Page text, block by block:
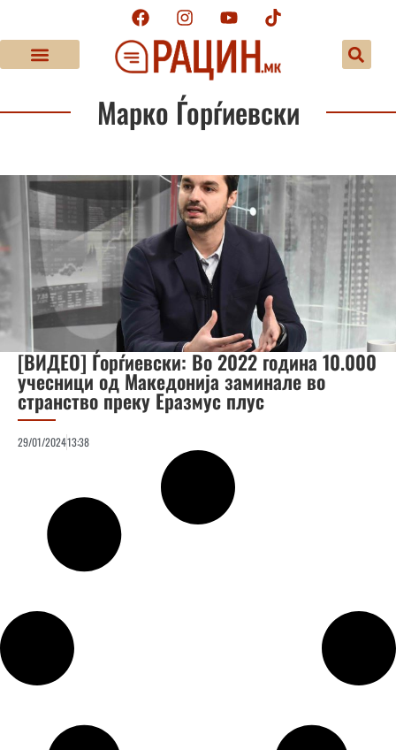
Марко Ѓорѓиевски
[ВИДЕО] Ѓорѓиевски: Во 2022 година 10.000
учесници од Македонија заминале во
странство преку Еразмус плус
29/01/202413:38